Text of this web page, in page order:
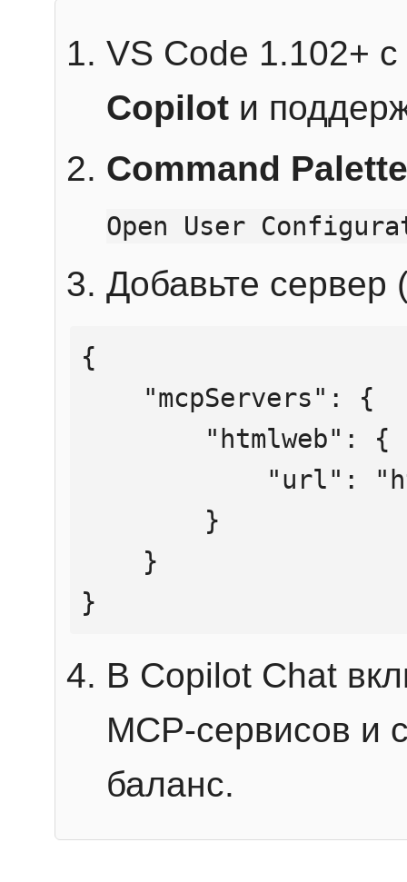
VS Code 1.102+
Copilot и
Command Palette
Open User
Добавьте сервер
{
}
В Copilot Chat
MCP-сервисов и
баланс.